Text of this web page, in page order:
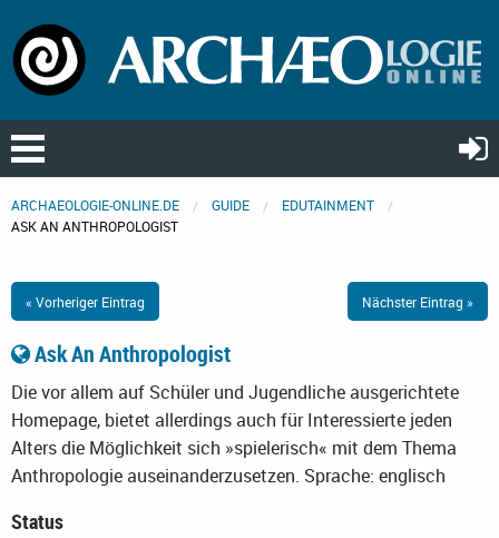
ARCHAEOLOGIE-ONLINE.DE GUIDE
EDUTAINMENT
ASK AN ANTHROPOLOGIST
« Vorheriger Eintrag Nächster Eintrag »
Ask An Anthropologist
Die vor allem auf Schüler und Jugendliche ausgerichtete
Homepage, bietet allerdings auch für Interessierte jeden
Alters die Möglichkeit sich »spielerisch« mit dem Thema
Anthropologie auseinanderzusetzen. Sprache: englisch
Status